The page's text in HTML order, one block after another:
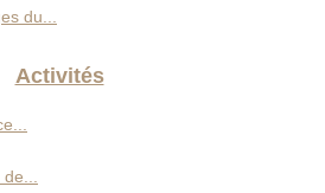
du...
Activités
de...